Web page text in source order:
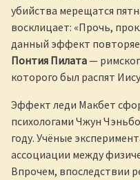
убийства мерещатся
восклицает: «Прочь,
данный эффект
Понтия Пилата—
которого был распят
Эффект леди Макбет
психологами Чжун
году. Учёные
ассоциации между
Впрочем, впоследствии